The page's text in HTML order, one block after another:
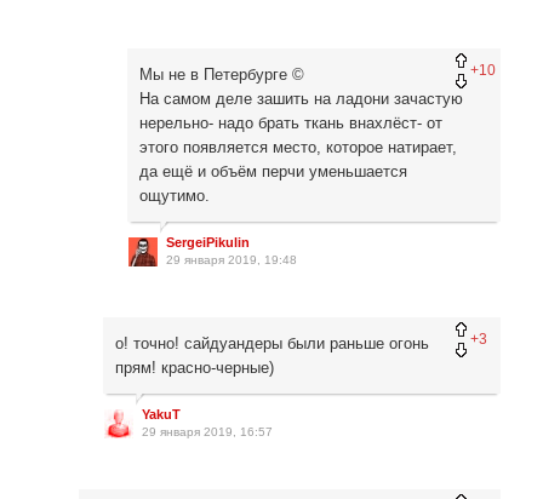
+10
Мы не в Петербурге ©
На самом деле зашить на ладони зачастую
нерельно- надо брать ткань внахлёст- от
этого появляется место, которое натирает,
да ещё и объём перчи уменьшается
ощутимо.
SergeiPikulin
29 января 2019, 19:48
+3
о! точно! сайдуандеры были раньше огонь
прям! красно-черные)
YakuT
29 января 2019, 16:57